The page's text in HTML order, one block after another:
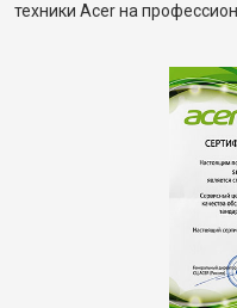
техники Acer на